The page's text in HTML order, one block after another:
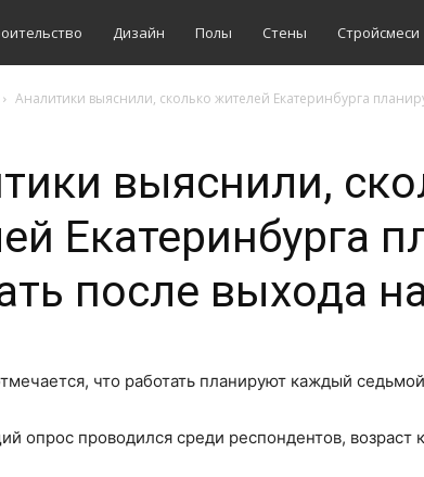
Дизайн Полы Стены Стройсмеси
Аналитики выяснили, сколько жителей Екатеринбурга
выяснили,
Екатеринбурга
после выхода
что работать планируют каждый
опрос проводился среди респондентов, возраст